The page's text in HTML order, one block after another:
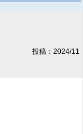
投稿：2024/11